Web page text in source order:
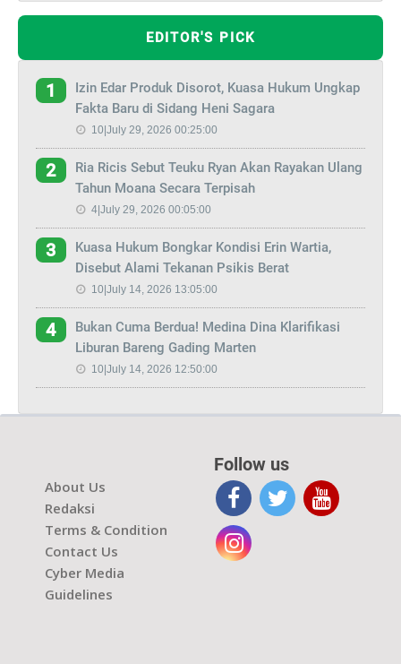
EDITOR'S PICK
1
Izin Edar Produk Disorot, Kuasa Hukum Ungkap
Fakta Baru di Sidang Heni Sagara
10|July 29, 2026 00:25:00
2
Ria Ricis Sebut Teuku Ryan Akan Rayakan Ulang
Tahun Moana Secara Terpisah
4|July 29, 2026 00:05:00
3
Kuasa Hukum Bongkar Kondisi Erin Wartia,
Disebut Alami Tekanan Psikis Berat
10|July 14, 2026 13:05:00
4
Bukan Cuma Berdua! Medina Dina Klarifikasi
Liburan Bareng Gading Marten
10|July 14, 2026 12:50:00
About Us
Redaksi
Terms & Condition
Contact Us
Cyber Media
Guidelines
Follow us